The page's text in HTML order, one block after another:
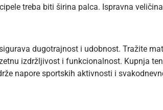
treba biti širina palca. Ispravna
dugotrajnost i udobnost. Tražite
izdržljivost i funkcionalnost. Kupnja
napore sportskih aktivnosti i